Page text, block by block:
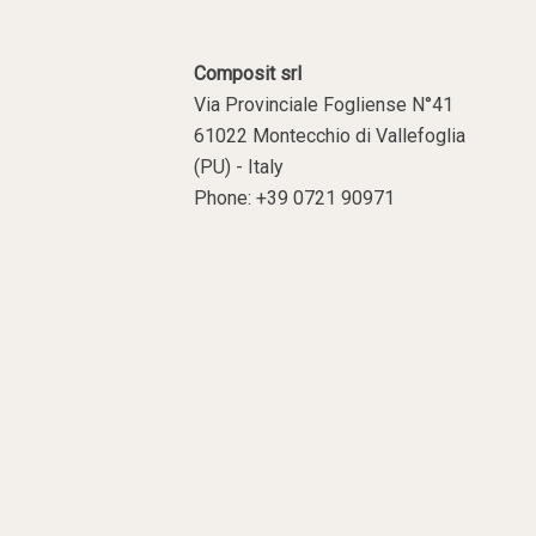
Composit srl
Via Provinciale Fogliense N°41
61022 Montecchio di Vallefoglia
(PU) - Italy
Phone: +39 0721 90971